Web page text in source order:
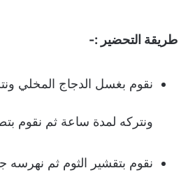
طريقة التحضير :-
نقوم بغسل الدجاج المخلي
ونتركه لمدة ساعة ثم نقوم
نقوم بتقشير الثوم ثم نهرسه